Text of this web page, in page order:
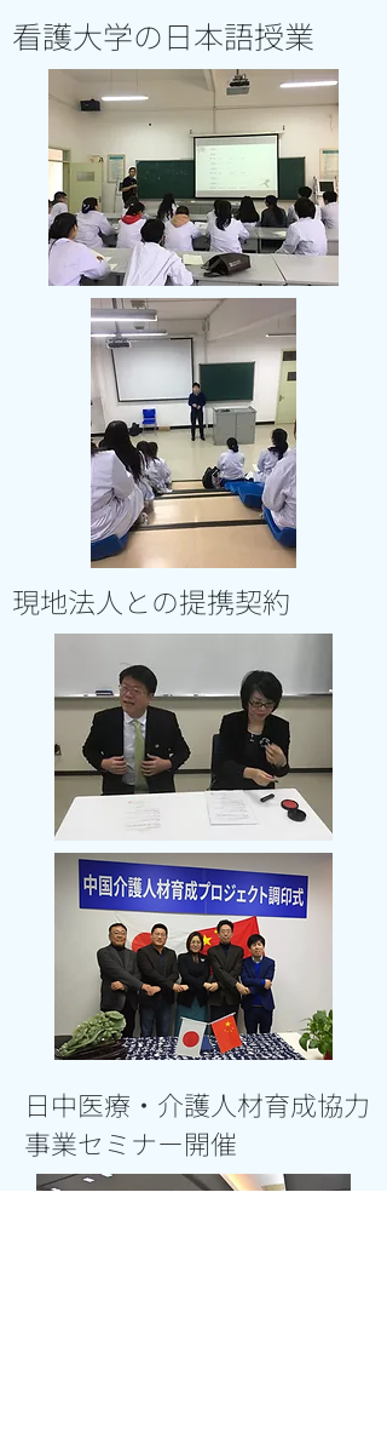
看護大学の日本語授業
現地法人との提携契約
​日中医療・介護人材育成協力
事業セミナー開催